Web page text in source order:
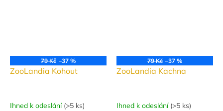
79 Kč –37 %
ZooLandia Kohout
Ihned k odeslání (>5 ks)
79 Kč –37 %
ZooLandia Kachna
Ihned k odeslání (>5 ks)